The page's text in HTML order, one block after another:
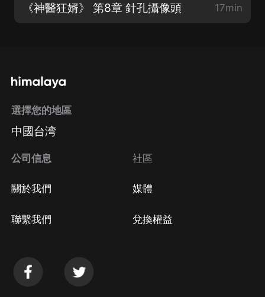
《神醫狂婿》 第8章 針孔攝像頭 17min
選擇您的地區
中國台湾
公司信息
關於我們
聯繫我們
社區
媒體
兌換權益